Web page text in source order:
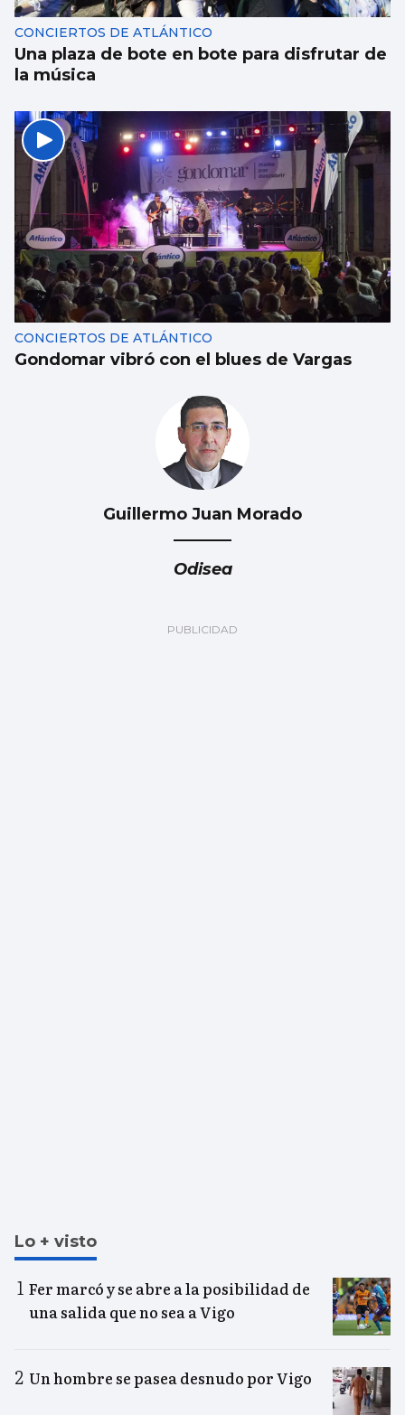
CONCIERTOS DE ATLÁNTICO
Una plaza de bote en bote para disfrutar de
la música
CONCIERTOS DE ATLÁNTICO
Gondomar vibró con el blues de Vargas
Guillermo Juan Morado
Odisea
Lo + visto
Fer marcó y se abre a la posibilidad de
una salida que no sea a Vigo
Un hombre se pasea desnudo por Vigo